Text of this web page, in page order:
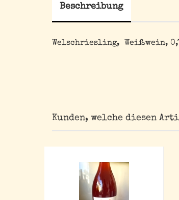
Beschreibung
Welschriesling, Weißwein,
Kunden, welche diesen